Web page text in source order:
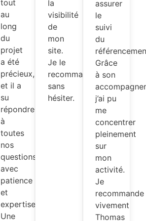
tout
au
long
du
projet
a été
précieux,
et il a
su
répondre
à
toutes
nos
questions
avec
patience
et
expertise.
Une
la
visibilité
de
mon
site.
Je le
recommande
sans
hésiter.
assurer
le
suivi
du
Grâce
à son
j’ai pu
me
concentrer
pleinement
sur
mon
activité.
Je
recommande
vivement
Thomas